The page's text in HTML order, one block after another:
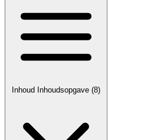
Inhoud Inhoudsopgave (8)